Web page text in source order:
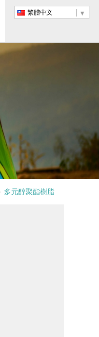
繁體中文
多元醇聚酯樹脂